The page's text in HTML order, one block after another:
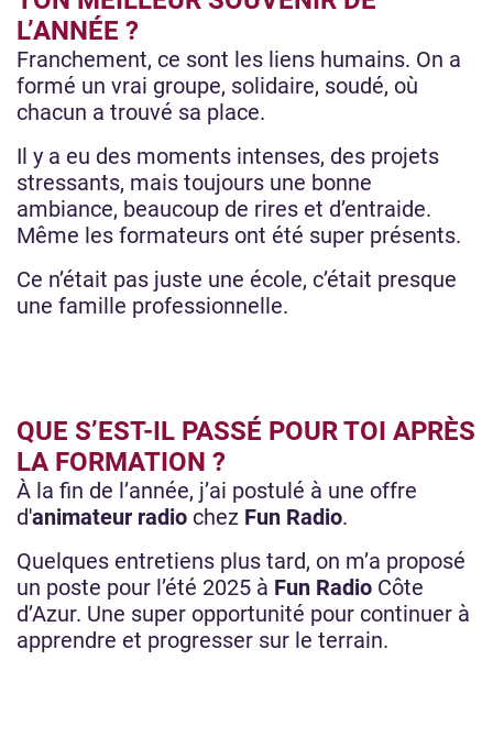
L’ANNÉE ?
Franchement, ce sont les liens humains. On a
formé un vrai groupe, solidaire, soudé, où
chacun a trouvé sa place.
Il y a eu des moments intenses, des projets
stressants, mais toujours une bonne
ambiance, beaucoup de rires et d’entraide.
Même les formateurs ont été super présents.
Ce n’était pas juste une école, c’était presque
une famille professionnelle.
QUE S’EST-IL PASSÉ POUR TOI APRÈS
LA FORMATION ?
À la fin de l’année, j’ai postulé à une offre
d'animateur radio chez Fun Radio.
Quelques entretiens plus tard, on m’a proposé
un poste pour l’été 2025 à Fun Radio Côte
d’Azur. Une super opportunité pour continuer à
apprendre et progresser sur le terrain.